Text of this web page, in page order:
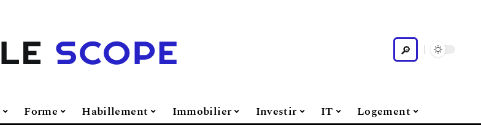
Forme Habillement Immobilier Investir IT Logement